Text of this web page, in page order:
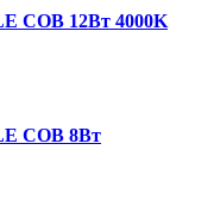
COB 12Вт 4000K
COB 8Вт